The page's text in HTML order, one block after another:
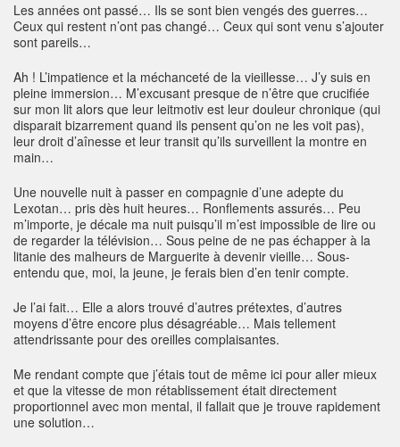
Les années ont passé… Ils se sont bien vengés des guerres…
Ceux qui restent n’ont pas changé… Ceux qui sont venu s’ajouter
sont pareils…
Ah ! L’impatience et la méchanceté de la vieillesse… J’y suis en
pleine immersion… M’excusant presque de n’être que crucifiée
sur mon lit alors que leur leitmotiv est leur douleur chronique (qui
disparait bizarrement quand ils pensent qu’on ne les voit pas),
leur droit d’aînesse et leur transit qu’ils surveillent la montre en
main…
Une nouvelle nuit à passer en compagnie d’une adepte du
Lexotan… pris dès huit heures… Ronflements assurés… Peu
m’importe, je décale ma nuit puisqu’il m’est impossible de lire ou
de regarder la télévision… Sous peine de ne pas échapper à la
litanie des malheurs de Marguerite à devenir vieille… Sous-
entendu que, moi, la jeune, je ferais bien d’en tenir compte.
Je l’ai fait… Elle a alors trouvé d’autres prétextes, d’autres
moyens d’être encore plus désagréable… Mais tellement
attendrissante pour des oreilles complaisantes.
Me rendant compte que j’étais tout de même ici pour aller mieux
et que la vitesse de mon rétablissement était directement
proportionnel avec mon mental, il fallait que je trouve rapidement
une solution…